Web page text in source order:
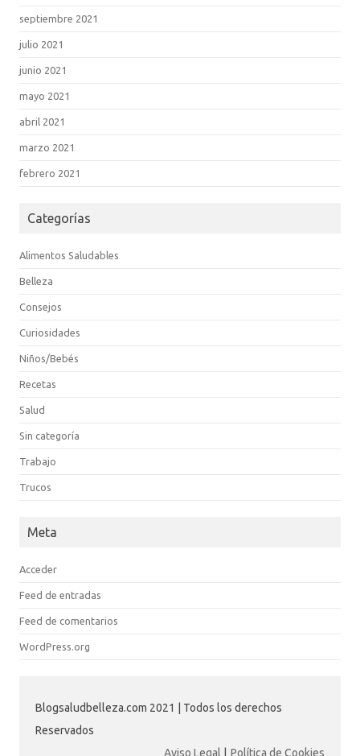
septiembre 2021
julio 2021
junio 2021
mayo 2021
abril 2021
marzo 2021
febrero 2021
Categorías
Alimentos Saludables
Belleza
Consejos
Curiosidades
Niños/Bebés
Recetas
Salud
Sin categoría
Trabajo
Trucos
Meta
Acceder
Feed de entradas
Feed de comentarios
WordPress.org
Blogsaludbelleza.com 2021 | Todos los derechos
Reservados
Aviso Legal
Política de Cookies